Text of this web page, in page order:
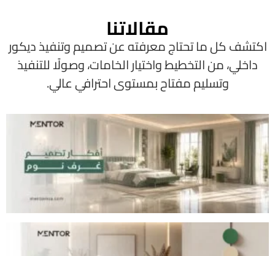
مقالاتنا
اكتشف كل ما تحتاج معرفته عن تصميم وتنفيذ ديكور
داخلي، من التخطيط واختيار الخامات، وصولًا للتنفيذ
وتسليم مفتاح بمستوى احترافي عالي.